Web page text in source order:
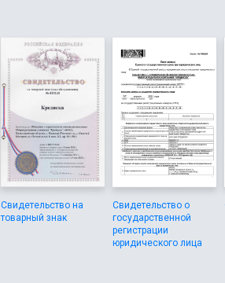
Свидетельство на
товарный знак
Свидетельство о
государственной
регистрации
юридического лица